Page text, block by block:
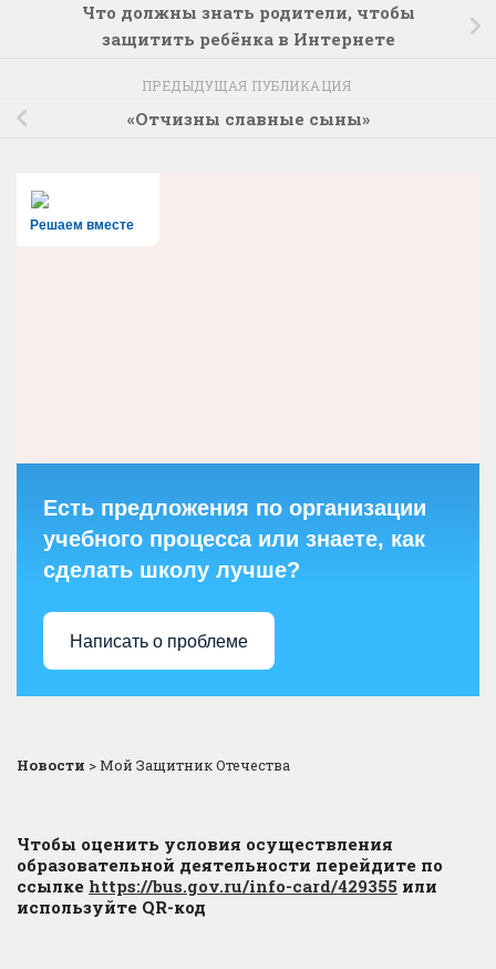
Что должны знать родители, чтобы
защитить ребёнка в Интернете
ПРЕДЫДУЩАЯ ПУБЛИКАЦИЯ
«Отчизны славные сыны»
Решаем вместе
Есть предложения по организации
учебного процесса или знаете, как
сделать школу лучше?
Написать о проблеме
Новости >Мой Защитник Отечества
Чтобы оценить условия осуществления
образовательной деятельности перейдите по
ссылке https://bus.gov.ru/info-card/429355 или
используйте QR-код